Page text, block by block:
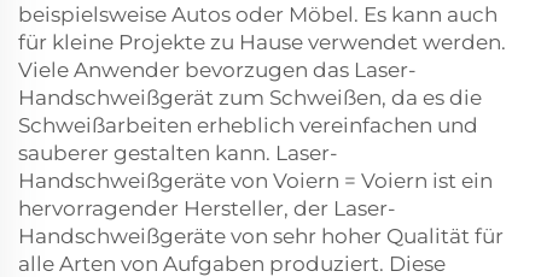
beispielsweise Autos oder Möbel. Es kann auch
für kleine Projekte zu Hause verwendet werden.
Viele Anwender bevorzugen das Laser-
Handschweißgerät zum Schweißen, da es die
Schweißarbeiten erheblich vereinfachen und
sauberer gestalten kann. Laser-
Handschweißgeräte von Voiern = Voiern ist ein
hervorragender Hersteller, der Laser-
Handschweißgeräte von sehr hoher Qualität für
alle Arten von Aufgaben produziert. Diese